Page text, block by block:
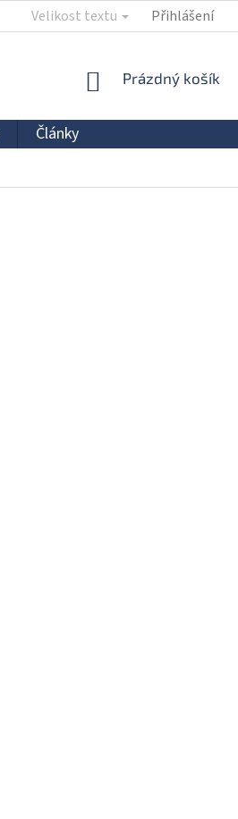
Velikost textu Přihlášení
NÁKUPNÍ
Prázdný košík
Články